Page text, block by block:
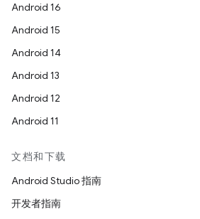
Android 16
Android 15
Android 14
Android 13
Android 12
Android 11
文档和下载
Android Studio 指南
开发者指南